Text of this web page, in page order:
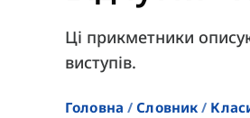
Ці прикметники
виступів.
Головна Словник